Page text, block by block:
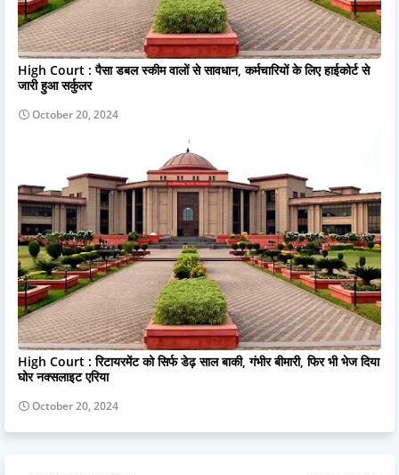
High Court : पैसा डबल स्कीम वालों से सावधान, कर्मचारियों के लिए हाईकोर्ट से
जारी हुआ सर्कुलर
October 20, 2024
High Court : रिटायरमेंट को सिर्फ डेढ़ साल बाकी, गंभीर बीमारी, फिर भी भेज दिया
घोर नक्सलाइट एरिया
October 20, 2024